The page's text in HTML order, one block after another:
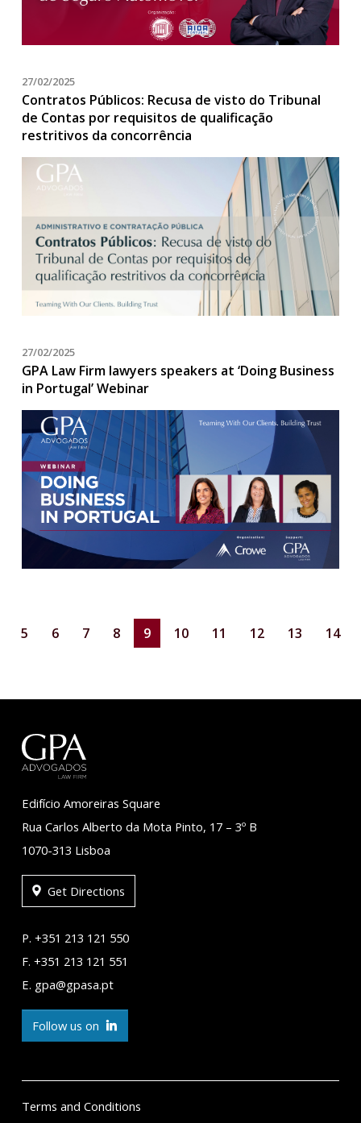
27/02/2025
Contratos Públicos: Recusa de visto do Tribunal
de Contas por requisitos de qualificação
restritivos da concorrência
27/02/2025
GPA Law Firm lawyers speakers at ‘Doing Business
in Portugal’ Webinar
5 6 7 8 9 10 11 12 13 14
Edifício Amoreiras Square
Rua Carlos Alberto da Mota Pinto, 17 – 3º B
1070-313 Lisboa
Get Directions
P. +351 213 121 550
F. +351 213 121 551
E. gpa@gpasa.pt
Follow us on
Terms and Conditions